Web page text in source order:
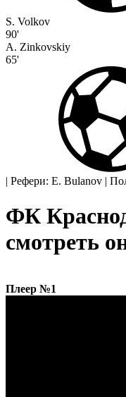
S. Volkov
90'
A. Zinkovskiy
65'
| Рефери: E. Bulanov |
ФК
смотреть
Плеер №1